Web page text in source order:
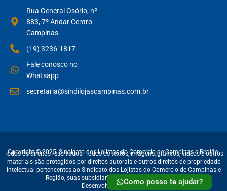
Como posso te ajudar?
Rua General Osório, nº
883, 7º Andar Centro
Campinas
(19) 3236-1817
Fale conosco no
Whatsapp
secretaria@sindilojascampinas.com.br
Copyright © 2025, Sindicato dos Lojistas do Comércio de Campinas e Região.
Todos os direitos reservados. Todos os textos, imagens, gráficos, vídeos e outros
materiais são protegidos por direitos autorais e outros direitos de propriedade
intelectual pertencentes ao Sindicato dos Lojistas do Comércio de Campinas e
Região, suas subsidiárias, afiliadas e licenciantes.
Desenvolvido porRAJO